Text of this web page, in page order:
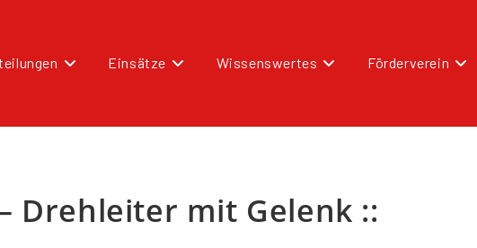
Einsätze Wissenswertes Förderverein
Drehleiter mit Gelenk ::